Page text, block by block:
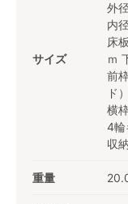
サイズ
外
内
床
ｍ
前
ド）
横
4輪
収
重量